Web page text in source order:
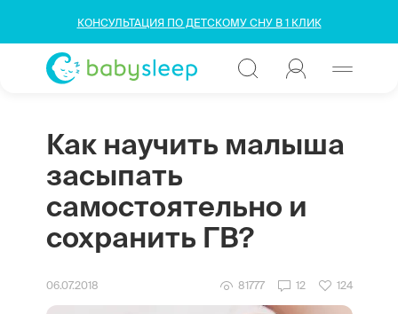
КОНСУЛЬТАЦИЯ ПО ДЕТСКОМУ СНУ В 1 КЛИК
Как научить малыша
засыпать
самостоятельно и
сохранить ГВ?
06.07.2018 81777 12 124